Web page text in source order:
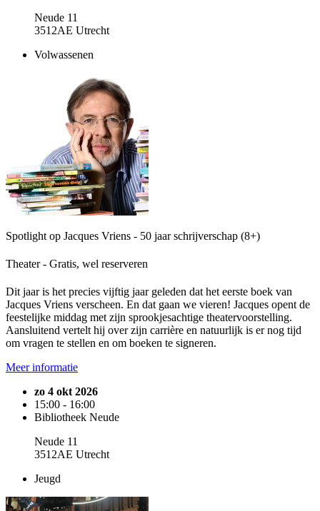
Neude 11
3512AE Utrecht
Volwassenen
Spotlight op Jacques Vriens - 50 jaar schrijverschap (8+)
Theater - Gratis, wel reserveren
Dit jaar is het precies vijftig jaar geleden dat het eerste boek van
Jacques Vriens verscheen. En dat gaan we vieren! Jacques opent de
feestelijke middag met zijn sprookjesachtige theatervoorstelling.
Aansluitend vertelt hij over zijn carrière en natuurlijk is er nog tijd
om vragen te stellen en om boeken te signeren.
Meer informatie
zo 4 okt 2026
15:00 - 16:00
Bibliotheek Neude
Neude 11
3512AE Utrecht
Jeugd